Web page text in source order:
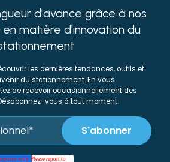
d'avance grâce à nos
matière d'innovation du
les dernières tendances, outils et
du stationnement. En vous
de recevoir occasionnellement des
vous à tout moment.